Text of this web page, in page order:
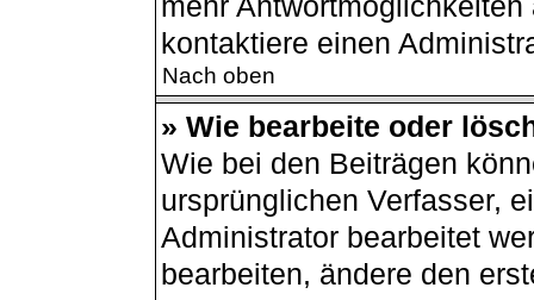
kontaktiere einen
Nach oben
» Wie bearbeite oder
Wie bei den Beiträgen
ursprünglichen Verfasser,
Administrator bearbeitet
bearbeiten, ändere den